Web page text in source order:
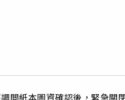
閲紙本圖資確認後，緊急關